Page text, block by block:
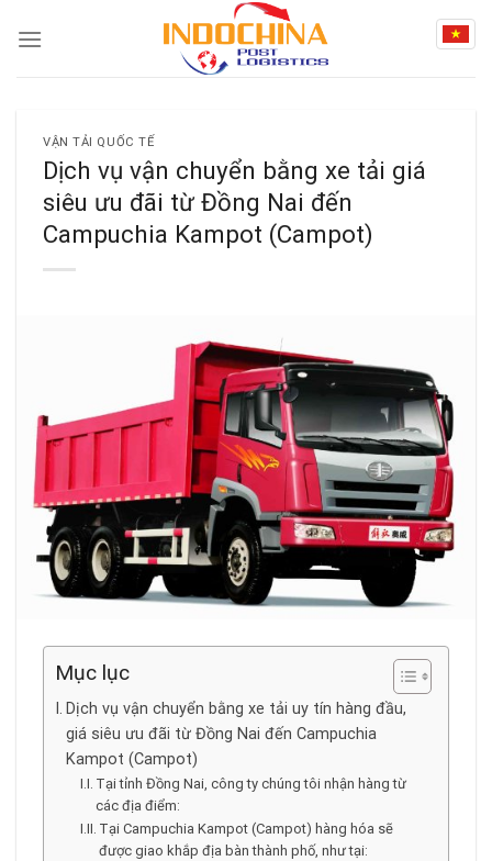
VẬN TẢI QUỐC TẾ
Dịch vụ vận chuyển bằng xe tải giá
siêu ưu đãi từ Đồng Nai đến
Campuchia Kampot (Campot)
Mục lục
Dịch vụ vận chuyển bằng xe tải uy tín hàng đầu,
giá siêu ưu đãi từ Đồng Nai đến Campuchia
Kampot (Campot)
Tại tỉnh Đồng Nai, công ty chúng tôi nhận hàng từ
các địa điểm:
Tại Campuchia Kampot (Campot) hàng hóa sẽ
được giao khắp địa bàn thành phố, như tại: